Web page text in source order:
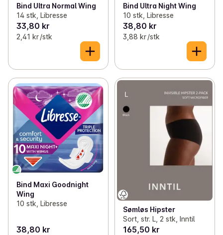
Bind Ultra Normal Wing
14 stk, Libresse
33,80 kr
2,41 kr /stk
Bind Ultra Night Wing
10 stk, Libresse
38,80 kr
3,88 kr /stk
Bind Maxi Goodnight
Wing
10 stk, Libresse
38,80 kr
Sømløs Hipster
Sort, str. L, 2 stk, Inntil
165,50 kr